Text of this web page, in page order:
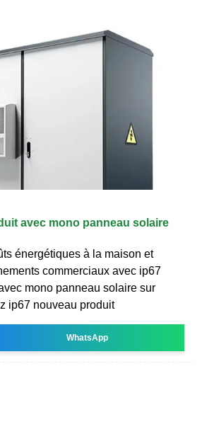
avec mono panneau solaire
énergétiques à la maison et
commerciaux avec ip67
mono panneau solaire sur
ip67 nouveau produit
WhatsApp